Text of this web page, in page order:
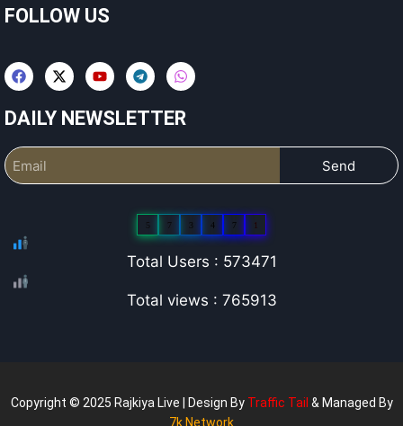
FOLLOW US
DAILY NEWSLETTER
Send
5 7 3 4 7 1
Total Users : 573471
Total views : 765913
Copyright © 2025 Rajkiya Live | Design By Traffic Tail & Managed By
7k Network